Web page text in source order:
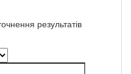
результатів